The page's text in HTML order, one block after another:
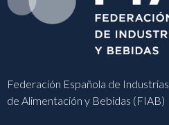
Federación Española de Industrias
de Alimentación y Bebidas (FIAB)